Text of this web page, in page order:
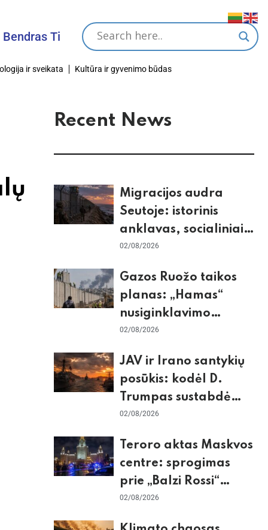
Tikslas
ir sveikata Kultūra ir gyvenimo būdas
Recent News
Migracijos audra
Seutoje: istorinis
anklavas, socialiniai
tinklai ir ES skilimas
02/08/2026
Gazos Ruožo taikos
planas: „Hamas“
nusiginklavimo
sąlygos, Izraelio
nerimas dėl sienos
02/08/2026
JAV ir Irano santykių
posūkis: kodėl D.
Trumpas sustabdė
smūgius ir kuo
ekonomika
02/08/2026
Teroro aktas Maskvos
centre: sprogimas
prie „Balzi Rossi“
restorano,
02/08/2026